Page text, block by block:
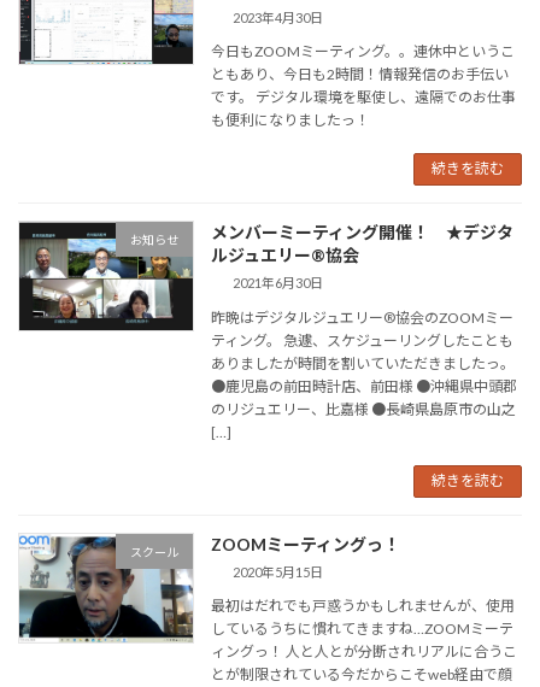
2023年4月30日
今日もZOOMミーティング。。連休中というこ
ともあり、今日も2時間！情報発信のお手伝い
です。 デジタル環境を駆使し、遠隔でのお仕事
も便利になりましたっ！
続きを読む
お知らせ
メンバーミーティング開催！ ★デジタ
ルジュエリー®協会
2021年6月30日
昨晩はデジタルジュエリー®協会のZOOMミー
ティング。 急遽、スケジューリングしたことも
ありましたが時間を割いていただきましたっ。
●鹿児島の前田時計店、前田様 ●沖縄県中頭郡
のリジュエリー、比嘉様 ●長崎県島原市の山之
[…]
続きを読む
スクール ZOOMミーティングっ！
2020年5月15日
最初はだれでも戸惑うかもしれませんが、使用
しているうちに慣れてきますね…ZOOMミーテ
ィングっ！ 人と人とが分断されリアルに合うこ
とが制限されている今だからこそweb経由で顔